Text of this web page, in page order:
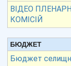
ВІДЕО
КОМІСІЙ
БЮДЖЕТ
Бюджет